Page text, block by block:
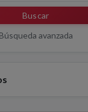
Buscar
Búsqueda avanzada